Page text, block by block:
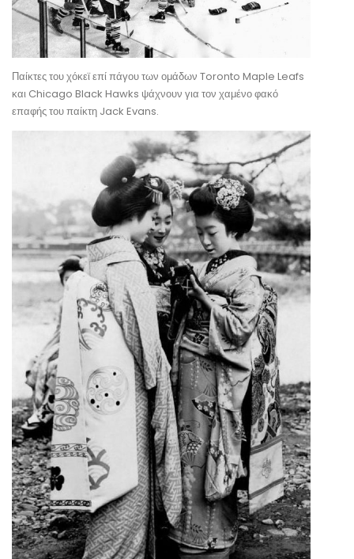
Παίκτες του χόκεϊ επί πάγου των ομάδων Toronto Maple Leafs
και Chicago Black Hawks ψάχνουν για τον χαμένο φακό
επαφής του παίκτη Jack Evans.